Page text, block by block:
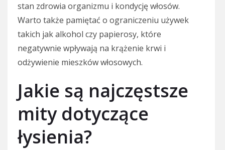
stan zdrowia organizmu i kondycję włosów.
Warto także pamiętać o ograniczeniu używek
takich jak alkohol czy papierosy, które
negatywnie wpływają na krążenie krwi i
odżywienie mieszków włosowych.
Jakie są najczęstsze
mity dotyczące
łysienia?